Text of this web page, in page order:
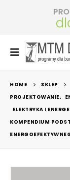
HOME
SKLEP
PROJEKTOWANIE,
ELEKTRYKA I
KOMPENDIUM